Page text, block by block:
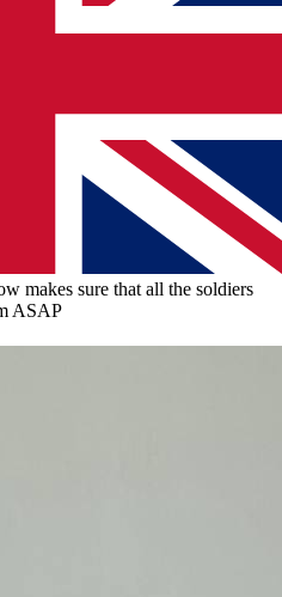
makes sure that all the soldiers
ASAP